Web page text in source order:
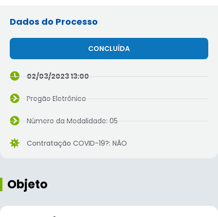
Dados do Processo
CONCLUÍDA
02/03/2023 13:00
Pregão Eletrônico
Número da Modalidade: 05
Contratação COVID-19?: NÃO
Objeto